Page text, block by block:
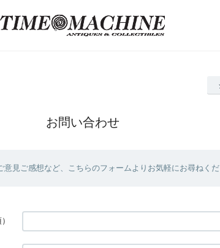
お問い合わせ
見ご感想など、こちらのフォームよりお気軽にお尋ねくだ